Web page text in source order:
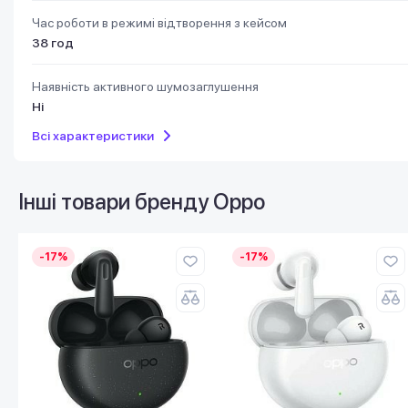
Час роботи в режимі відтворення з кейсом
38 год
Наявність активного шумозаглушення
Ні
Всі характеристики
Інші товари брендуOppo
-17% -17%